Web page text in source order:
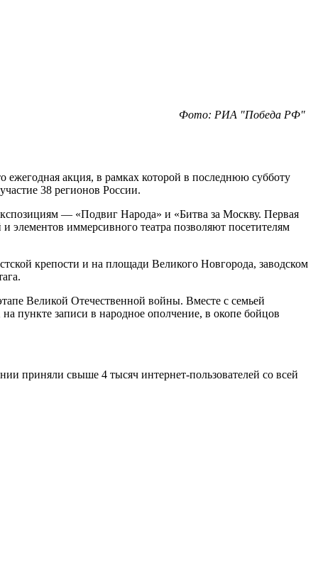
Фото: РИА "Победа РФ"
акция, в рамках которой в последнюю субботу
38 регионов России.
— «Подвиг Народа» и «Битва за Москву. Первая
иммерсивного театра позволяют посетителям
крепости и на площади Великого Новгорода, заводском
Великой Отечественной войны. Вместе с семьей
пункте записи в народное ополчение, в окопе бойцов
приняли свыше 4 тысяч интернет-пользователей со всей